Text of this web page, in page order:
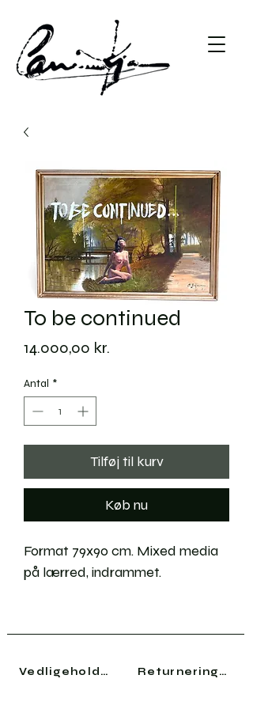
To be continued
14.000,00 kr.
Antal *
Tilføj til kurv
Køb nu
Format 79x90 cm. Mixed media
på lærred, indrammet.
Vedligeholdelse Returneringer